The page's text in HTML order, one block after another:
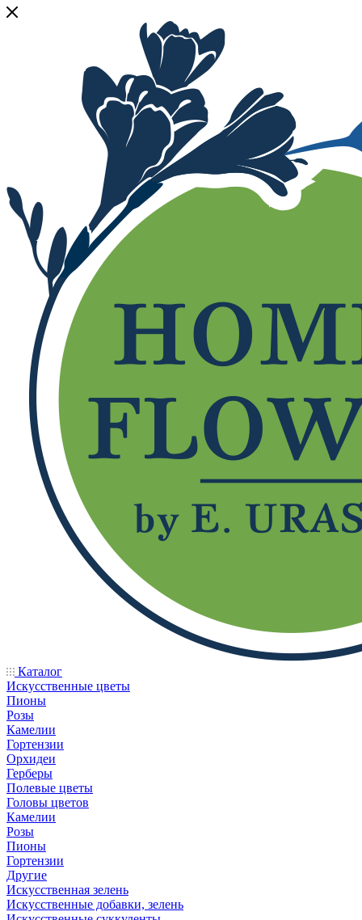
Каталог
Искусственные цветы
Пионы
Розы
Камелии
Гортензии
Орхидеи
Герберы
Полевые цветы
Головы цветов
Камелии
Розы
Пионы
Гортензии
Другие
Искусственная зелень
Искусственные добавки, зелень